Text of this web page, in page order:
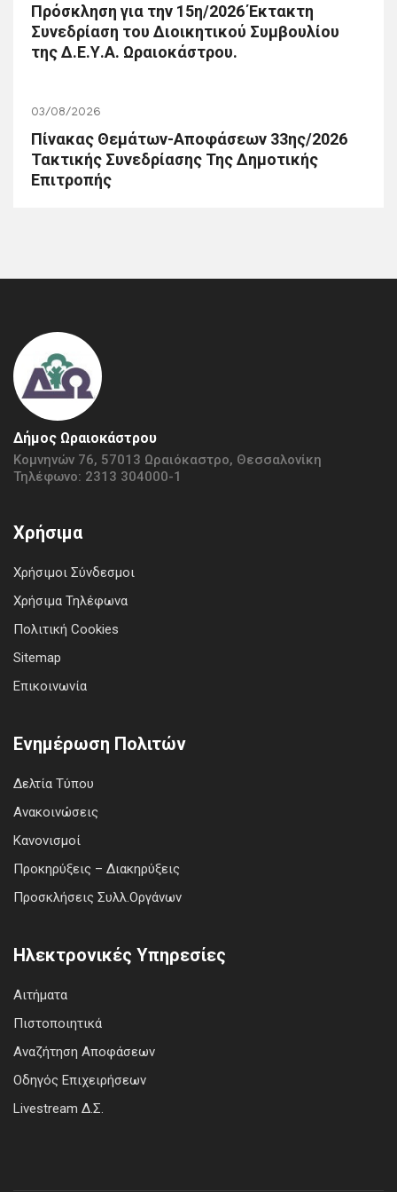
Πρόσκληση για την 15η/2026 Έκτακτη
Συνεδρίαση του Διοικητικού Συμβουλίου
της Δ.Ε.Υ.Α. Ωραιοκάστρου.
03/08/2026
Πίνακας Θεμάτων-Αποφάσεων 33ης/2026
Τακτικής Συνεδρίασης Της Δημοτικής
Επιτροπής
Δήμος Ωραιοκάστρου
Κομνηνών 76, 57013 Ωραιόκαστρο, Θεσσαλονίκη
Τηλέφωνο: 2313 304000-1
Χρήσιμα
Χρήσιμοι Σύνδεσμοι
Χρήσιμα Τηλέφωνα
Πολιτική Cookies
Sitemap
Επικοινωνία
Ενημέρωση Πολιτών
Δελτία Τύπου
Ανακοινώσεις
Κανονισμοί
Προκηρύξεις – Διακηρύξεις
Προσκλήσεις Συλλ.Οργάνων
Ηλεκτρονικές Υπηρεσίες
Αιτήματα
Πιστοποιητικά
Αναζήτηση Αποφάσεων
Οδηγός Επιχειρήσεων
Livestream Δ.Σ.